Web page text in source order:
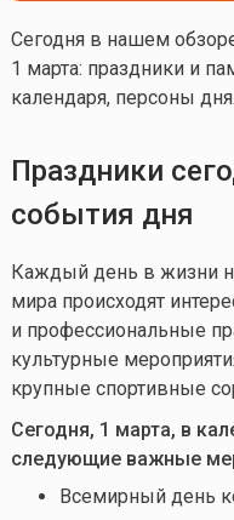
Сегодня в нашем
1 марта: праздники и
календаря, персоны дня.
Праздники
события дня
Каждый день в жизни
мира происходят
и профессиональные
культурные
крупные спортивные
Сегодня, 1 марта, в
следующие важные
Всемирный день